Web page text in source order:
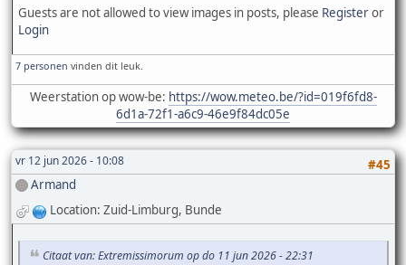
Guests are not allowed to view images in posts, please Registeror
Login
7 personen vinden dit leuk.
Weerstation op wow-be: https://wow.meteo.be/?id=019f6fd8-
6d1a-72f1-a6c9-46e9f84dc05e
vr 12 jun 2026 - 10:08
#45
Armand
Location: Zuid-Limburg, Bunde
Citaat van: Extremissimorum op do 11 jun 2026 - 22:31